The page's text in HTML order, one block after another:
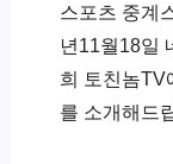
스포츠 중계
년11월18일
희 토친놈TV
를 소개해드